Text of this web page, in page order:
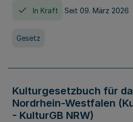
In Kraft Seit 09. März 2026
Gesetz
Kulturgesetzbuch für
Nordrhein-Westfalen
- KulturGB NRW)